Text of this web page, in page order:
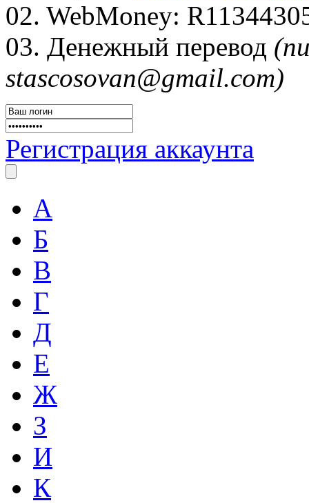
02. WebMoney:
03. Денежный перевод
stascosovan@gmail.com)
Регистрация аккаунта
А
Б
В
Г
Д
Е
Ж
З
И
К